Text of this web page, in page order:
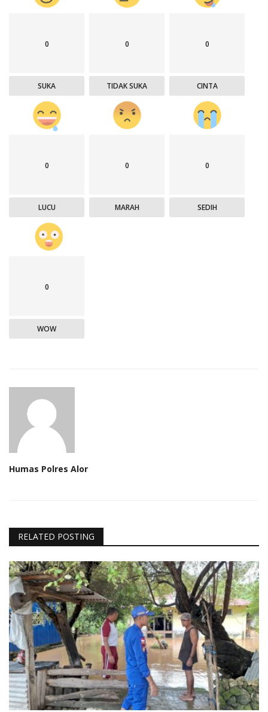
0
SUKA
0
TIDAK SUKA
0
CINTA
0
LUCU
0
MARAH
0
SEDIH
0
WOW
Humas Polres Alor
RELATED POSTING